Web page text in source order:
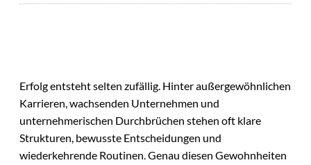
Erfolg entsteht selten zufällig. Hinter außergewöhnlichen
Karrieren, wachsenden Unternehmen und
unternehmerischen Durchbrüchen stehen oft klare
Strukturen, bewusste Entscheidungen und
wiederkehrende Routinen. Genau diesen Gewohnheiten